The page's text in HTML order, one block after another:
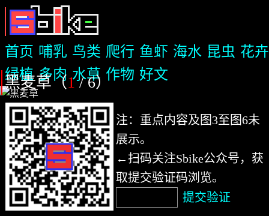
首页 哺乳 鸟类 爬行 鱼虾 海水 昆虫 花卉
绿植 多肉 水草 作物 好文
黑麦草（1/ 6）
注：重点内容及图3至图6未
展示。
←扫码关注Sbike公众号，获
取提交验证码浏览。
提交验证